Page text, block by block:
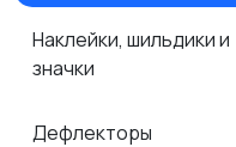
Наклейки, шильдики и
значки
Дефлекторы